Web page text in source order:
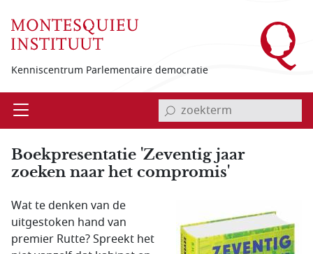
Kenniscentrum Parlementaire democratie
Open invoerveld zoekterm
Boekpresentatie 'Zeventig jaar
zoeken naar het compromis'
Wat te denken van de
uitgestoken hand van
premier Rutte? Spreekt het